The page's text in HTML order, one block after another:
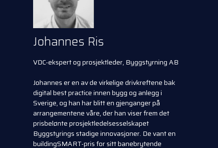
Johannes Ris
VDC-ekspert og prosjektleder, Byggstyrning AB
Johannes er en av de virkelige drivkreftene bak
digital best practice innen bygg og anlegg i
Sverige, og han har blitt en gjenganger på
arrangementene våre, der han viser frem det
prisbelønte prosjektledelsesselskapet
Byggstyrings stadige innovasjoner. De vant en
buildingSMART-pris for sitt banebrytende